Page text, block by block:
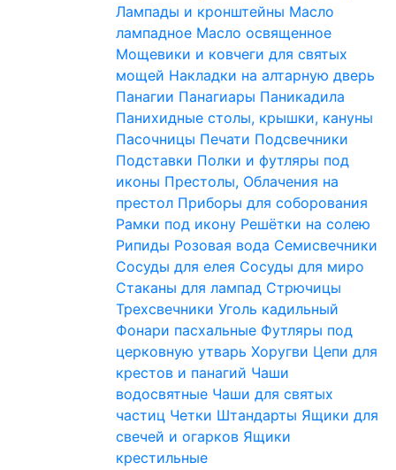
Лампады и кронштейны Масло
лампадное Масло освященное
Мощевики и ковчеги для святых
мощей Накладки на алтарную дверь
Панагии Панагиары Паникадила
Панихидные столы, крышки, кануны
Пасочницы Печати Подсвечники
Подставки Полки и футляры под
иконы Престолы, Облачения на
престол Приборы для соборования
Рамки под икону Решётки на солею
Рипиды Розовая вода Семисвечники
Сосуды для елея Сосуды для миро
Стаканы для лампад Стрючицы
Трехсвечники Уголь кадильный
Фонари пасхальные Футляры под
церковную утварь Хоругви Цепи для
крестов и панагий Чаши
водосвятные Чаши для святых
частиц Четки Штандарты Ящики для
свечей и огарков Ящики
крестильные